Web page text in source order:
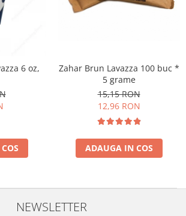
Zahar Brun Lavazza 100 buc *
5 grame
15,15 RON
12,96 RON
ADAUGA IN COS
NEWSLETTER